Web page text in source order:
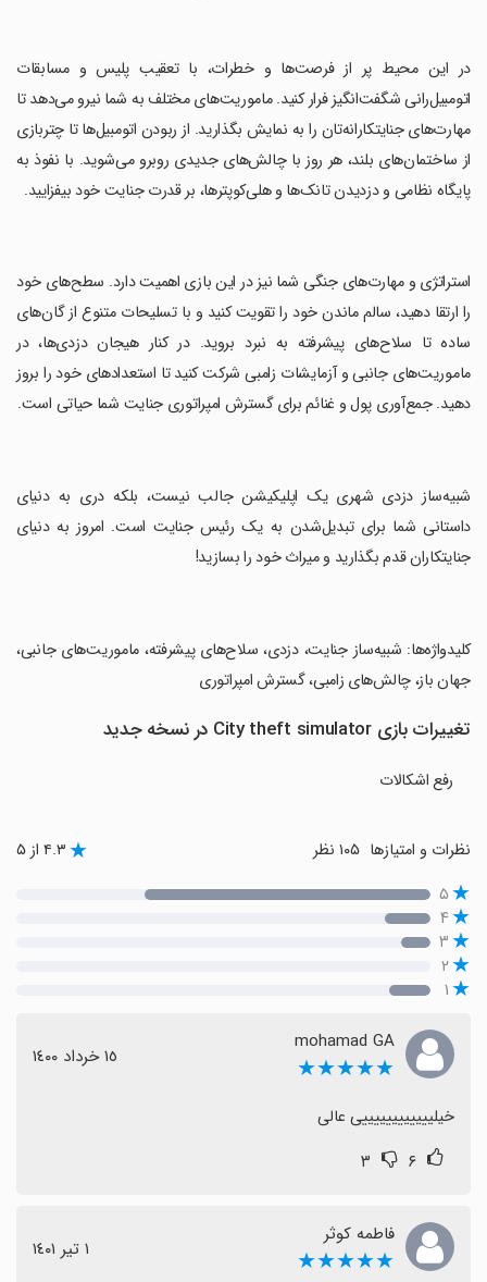
‏در این محیط پر از فرصت‌ها و خطرات، با تعقیب پلیس و مسابقات
اتومبیل‌رانی شگفت‌انگیز فرار کنید. ماموریت‌های مختلف به شما نیرو می‌دهد تا
مهارت‌های جنایتکارانه‌تان را به نمایش بگذارید. از ربودن اتومبیل‌ها تا چتربازی
از ساختمان‌های بلند، هر روز با چالش‌های جدیدی روبرو می‌شوید. با نفوذ به
پایگاه نظامی و دزدیدن تانک‌ها و هلی‌کوپترها، بر قدرت جنایت خود بیفزایید.
‏استراتژی و مهارت‌های جنگی شما نیز در این بازی اهمیت دارد. سطح‌های خود
را ارتقا دهید، سالم ماندن خود را تقویت کنید و با تسلیحات متنوع از گان‌های
ساده تا سلاح‌های پیشرفته به نبرد بروید. در کنار هیجان دزدی‌ها، در
ماموریت‌های جانبی و آزمایشات زامبی شرکت کنید تا استعدادهای خود را بروز
دهید. جمع‌آوری پول و غنائم برای گسترش امپراتوری جنایت شما حیاتی است.
‏شبیه‌ساز دزدی شهری یک اپلیکیشن جالب نیست، بلکه دری به دنیای
داستانی شما برای تبدیل‌شدن به یک رئیس جنایت است. امروز به دنیای
جنایتکاران قدم بگذارید و میراث خود را بسازید!
‏کلیدواژه‌ها: شبیه‌ساز جنایت، دزدی، سلاح‌های پیشرفته، ماموریت‌های جانبی،
جهان باز، چالش‌های زامبی، گسترش امپراتوری
تغییرات بازی City theft simulator در نسخه جدید
رفع اشکالات
نظرات و امتیازها ۴.۳ از ۵
۵
۴
۳
۲
۱
mohamad GA
★★★★★ ١٥ خرداد ١٤٠٠
خیلییییییییییییی عالی
۶ ۳
فاطمه کوثر
★★★★★ ١ تیر ١٤٠١